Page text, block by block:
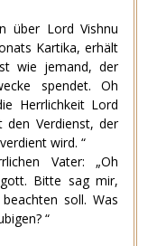
über Lord Vishnu
Kartika, erhält
wie jemand, der
spendet. Oh
Herrlichkeit Lord
den Verdienst, der
wird. “
Vater: „Oh
Bitte sag mir,
soll. Was
“